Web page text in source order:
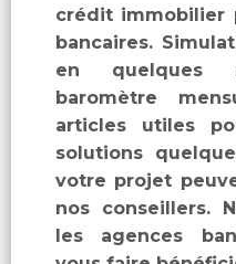
crédit immobilier
bancaires.
en quelques
baromètre
articles utiles
solutions
votre projet
nos conseillers.
les agences